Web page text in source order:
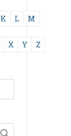
K L M
X Y Z